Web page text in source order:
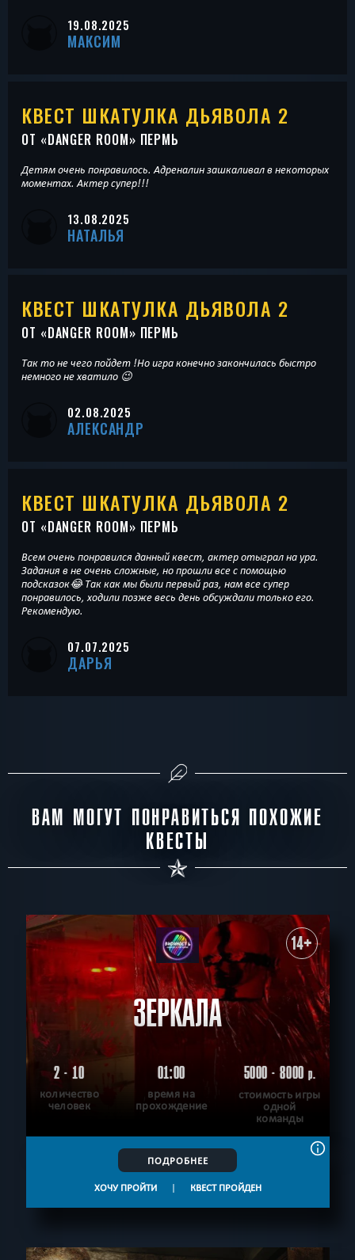
19.08.2025
МАКСИМ
КВЕСТ ШКАТУЛКА ДЬЯВОЛА 2
ОТ «DANGER ROOM» ПЕРМЬ
Детям очень понравилось. Адреналин зашкаливал в некоторых
моментах. Актер супер!!!
13.08.2025
НАТАЛЬЯ
КВЕСТ ШКАТУЛКА ДЬЯВОЛА 2
ОТ «DANGER ROOM» ПЕРМЬ
Так то не чего пойдет !Но игра конечно закончилась быстро
немного не хватило 😉
02.08.2025
АЛЕКСАНДР
КВЕСТ ШКАТУЛКА ДЬЯВОЛА 2
ОТ «DANGER ROOM» ПЕРМЬ
Всем очень понравился данный квест, актер отыграл на ура.
Задания в не очень сложные, но прошли все с помощью
подсказок😂 Так как мы были первый раз, нам все супер
понравилось, ходили позже весь день обсуждали только его.
Рекомендую.
07.07.2025
ДАРЬЯ
ВАМ МОГУТ ПОНРАВИТЬСЯ ПОХОЖИЕ
КВЕСТЫ
14+
ЗЕРКАЛА
2 - 10
количество
человек
01:00
время на
прохождение
5000 - 8000р.
стоимость игры
одной
команды
ПОДРОБНЕЕ
ХОЧУ ПРОЙТИ | КВЕСТ ПРОЙДЕН